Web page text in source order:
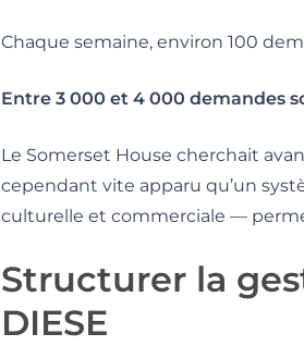
Chaque semaine, environ 100
Entre 3 000 et 4 000 demandes
Le Somerset House cherchait
cependant vite apparu qu’un
culturelle et commerciale —
Structurer la
DIESE